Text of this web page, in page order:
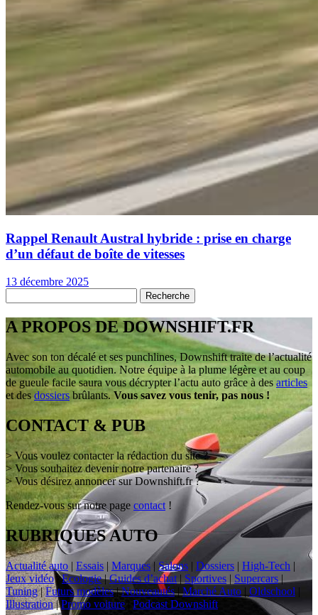
Rappel Renault Austral hybride : prise en charge
d’un défaut de boîte de vitesses
13 décembre 2025
A PROPOS DE DOWNSHIFT.FR
Avec son ton décalé et ses punchlines, Downshift traite de l’actualité
automobile au quotidien. Notre équipe à la plume légère et au coup
de gueule facile saura vous décrypter l’actu auto grâce à des articles
et des dossiers brûlants. Vous savez vous tenir, pas nous !
CONTACT & PUB
> Vous voulez contacter la rédaction du site ?
> Vous souhaitez devenir notre partenaire ?
> Vous désirez annoncer sur Downshift.fr ?
Rendez-vous sur notre page contact !
RUBRIQUES AUTO
Actualité auto | Essais | Marques |Salons | Dossiers | High-Tech |
Jeux vidéo|Ecologie|Guides d’achat | Sportives | Supercars |
Tuning|Futurs modèles|Nouveautés|Marché Auto | Oldschool |
Illustration|Promo voiture Podcast Downshift